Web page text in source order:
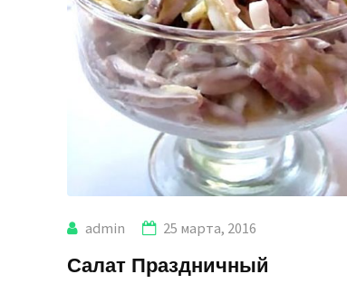
admin 25 марта, 2016
Салат Праздничный